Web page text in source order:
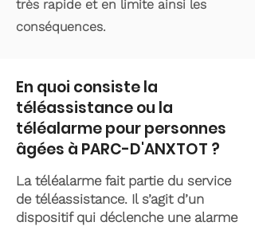
très rapide et en limite ainsi les
conséquences.
En quoi consiste la
téléassistance ou la
téléalarme pour personnes
âgées à PARC-D'ANXTOT ?
La téléalarme fait partie du service
de téléassistance. Il s’agit d’un
dispositif qui déclenche une alarme